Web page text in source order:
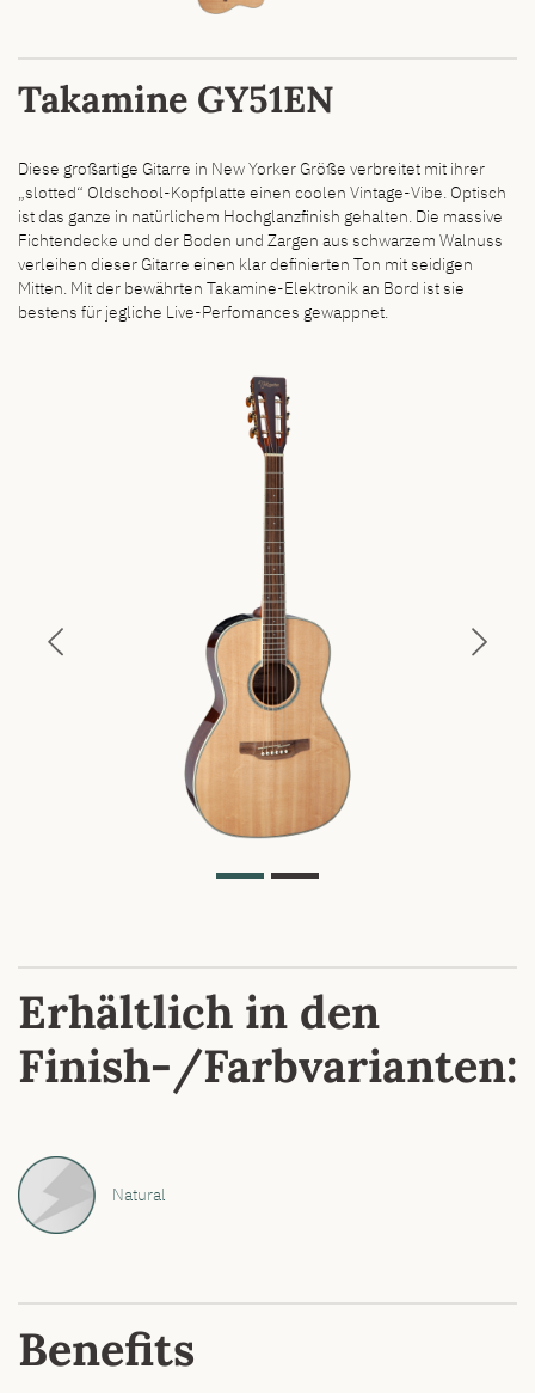
Takamine GY51EN
Diese großartige Gitarre in New Yorker Größe verbreitet mit ihrer
„slotted“ Oldschool-Kopfplatte einen coolen Vintage-Vibe. Optisch
ist das ganze in natürlichem Hochglanzfinish gehalten. Die massive
Fichtendecke und der Boden und Zargen aus schwarzem Walnuss
verleihen dieser Gitarre einen klar definierten Ton mit seidigen
Mitten. Mit der bewährten Takamine-Elektronik an Bord ist sie
bestens für jegliche Live-Perfomances gewappnet.
Previous Next
Erhältlich in den
Finish-/Farbvarianten:
Natural
Benefits